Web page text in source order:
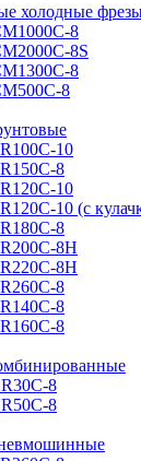
холодные
8
8S
8
8
10
8
10
10 (с
8
8H
8H
8
8
8
8
8